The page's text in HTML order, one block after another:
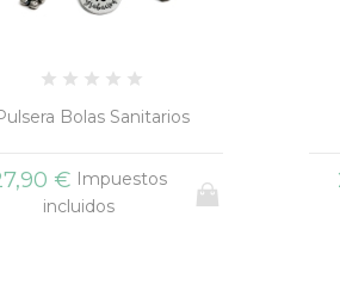
Resinas Profes
€
Impuestos
incluidos